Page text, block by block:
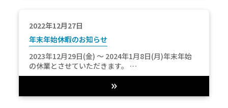
2022年12月27日
年末年始休暇のお知らせ
2023年12月29日(金) ～ 2024年1月8日(月)年末年始
の休業とさせていただきます。 …